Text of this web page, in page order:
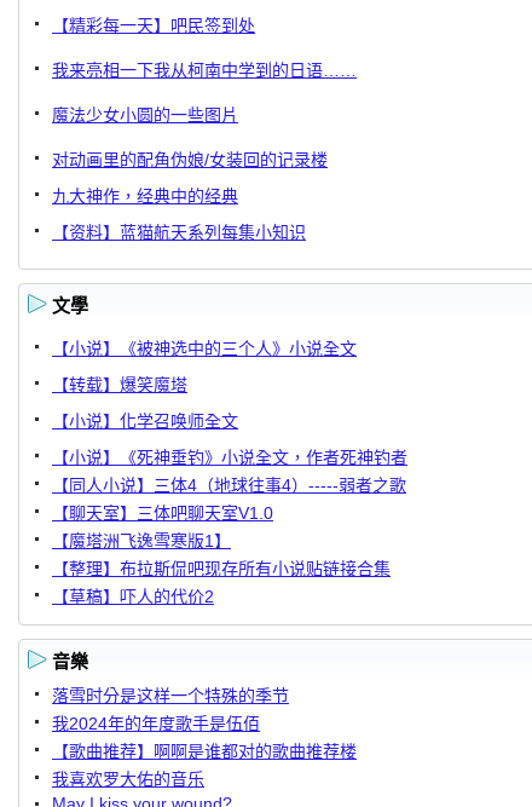
【精彩每一天】吧民签到处
我来亮相一下我从柯南中学到的日语……
魔法少女小圆的一些图片
对动画里的配角伪娘/女装回的记录楼
九大神作，经典中的经典
【资料】蓝猫航天系列每集小知识
文學
【小说】《被神选中的三个人》小说全文
【转载】爆笑魔塔
【小说】化学召唤师全文
【小说】《死神垂钓》小说全文，作者死神钓者
【同人小说】三体4（地球往事4）-----弱者之歌
【聊天室】三体吧聊天室V1.0
【魔塔洲飞逸雪寒版1】
【整理】布拉斯侃吧现存所有小说贴链接合集
【草稿】吓人的代价2
音樂
落雪时分是这样一个特殊的季节
我2024年的年度歌手是伍佰
【歌曲推荐】啊啊是谁都对的歌曲推荐楼
我喜欢罗大佑的音乐